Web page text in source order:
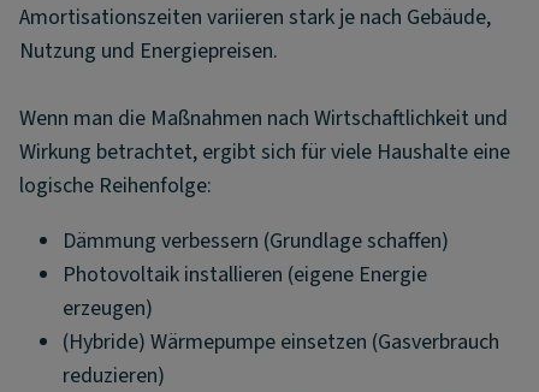
Amortisationszeiten variieren stark je nach Gebäude,
Nutzung und Energiepreisen.
Wenn man die Maßnahmen nach Wirtschaftlichkeit und
Wirkung betrachtet, ergibt sich für viele Haushalte eine
logische Reihenfolge:
Dämmung verbessern (Grundlage schaffen)
Photovoltaik installieren (eigene Energie
erzeugen)
(Hybride) Wärmepumpe einsetzen (Gasverbrauch
reduzieren)